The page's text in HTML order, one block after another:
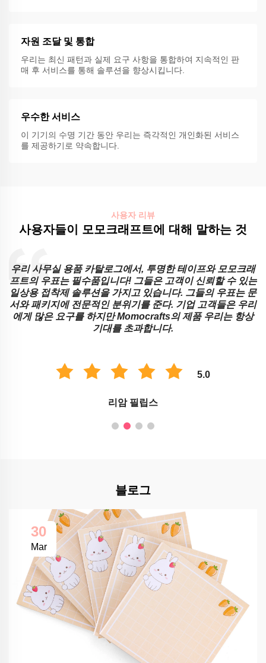
자원 조달 및 통합
우리는 최신 패턴과 실제 요구 사항을 통합하여 지속적인 판
매 후 서비스를 통해 솔루션을 향상시킵니다.
우수한 서비스
이 기기의 수명 기간 동안 우리는 즉각적인 개인화된 서비스
를 제공하기로 약속합니다.
사용자 리뷰
사용자들이 모모크래프트에 대해 말하는 것
우리 사무실 용품 카탈로그에서, 투명한 테이프와 모모크래
프트의 우표는 필수품입니다! 그들은 고객이 신뢰할 수 있는
일상용 접착제 솔루션을 가지고 있습니다. 그들의 우표는 문
서와 패키지에 전문적인 분위기를 준다. 기업 고객들은 우리
에게 많은 요구를 하지만 Momocrafts의 제품 우리는 항상
기대를 초과합니다.
5.0
리암 필립스
블로그
30
Mar